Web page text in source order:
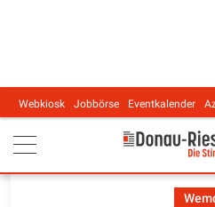
Main navigation
Webkiosk Jobbörse Eventkalender